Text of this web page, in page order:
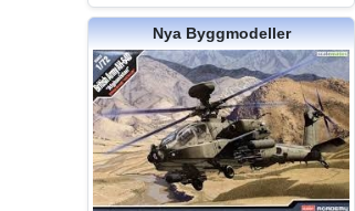
Nya Byggmodeller